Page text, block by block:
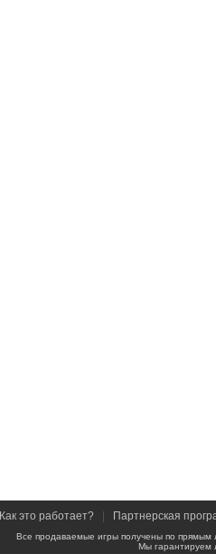
Как это работает? Партнерская
Все продаваемые игры получены по
Мы гарантируем